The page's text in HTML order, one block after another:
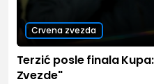
Crvena zvezda
Terzić posle finala
Zvezde"